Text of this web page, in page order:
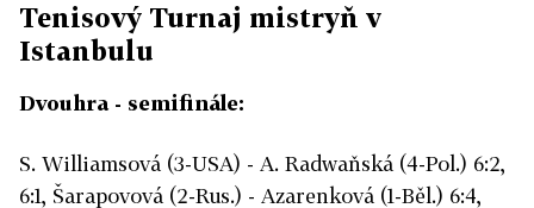
Tenisový Turnaj mistryň v
Istanbulu
Dvouhra - semifinále:
S. Williamsová (3-USA) - A. Radwaňská (4-Pol.) 6:2,
6:1, Šarapovová (2-Rus.) - Azarenková (1-Běl.) 6:4,